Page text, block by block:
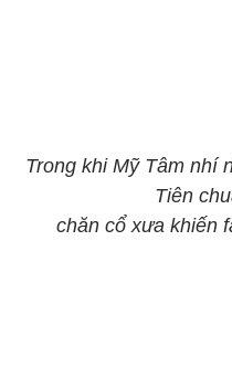
Trong khi Mỹ Tâm nhí
Tiên
chăn cổ xưa khiến